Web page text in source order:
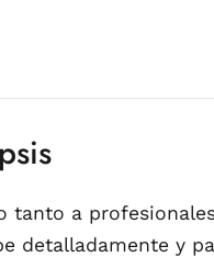
tanto a
detalladamente y